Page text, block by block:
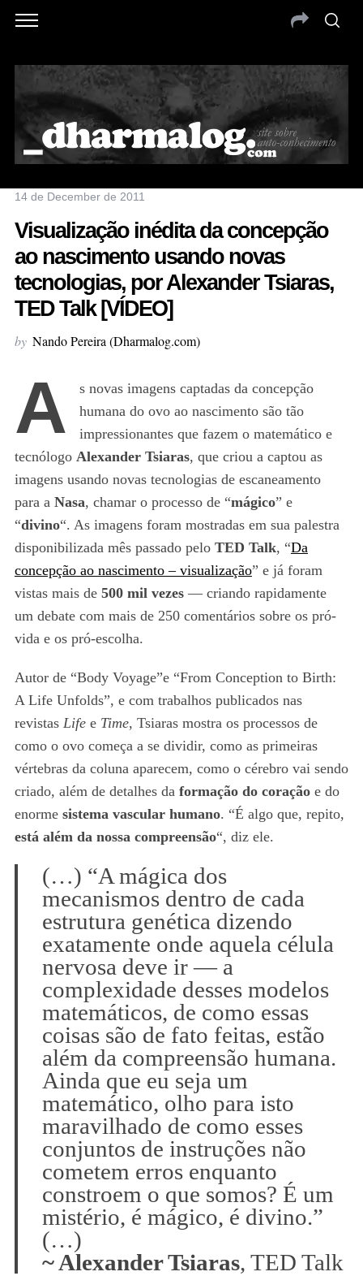
14 de December de 2011
Visualização inédita da concepção
ao nascimento usando novas
tecnologias, por Alexander Tsiaras,
TED Talk [VÍDEO]
by Nando Pereira (Dharmalog.com)
A
s novas imagens captadas da concepção
humana do ovo ao nascimento são tão
impressionantes que fazem o matemático e
tecnólogo Alexander Tsiaras, que criou a captou as
imagens usando novas tecnologias de escaneamento
para a Nasa, chamar o processo de “mágico” e
“divino“. As imagens foram mostradas em sua palestra
disponibilizada mês passado pelo TED Talk, “Da
concepção ao nascimento – visualização” e já foram
vistas mais de 500 mil vezes— criando rapidamente
um debate com mais de 250 comentários sobre os pró-
vida e os pró-escolha.
Autor de “Body Voyage”e “From Conception to Birth:
A Life Unfolds”, e com trabalhos publicados nas
revistas Lifee Time, Tsiaras mostra os processos de
como o ovo começa a se dividir, como as primeiras
vértebras da coluna aparecem, como o cérebro vai sendo
criado, além de detalhes da formação do coraçãoe do
enorme sistema vascular humano. “É algo que, repito,
está além da nossa compreensão“, diz ele.
(…) “A mágica dos
mecanismos dentro de cada
estrutura genética dizendo
exatamente onde aquela célula
nervosa deve ir — a
complexidade desses modelos
matemáticos, de como essas
coisas são de fato feitas, estão
além da compreensão humana.
Ainda que eu seja um
matemático, olho para isto
maravilhado de como esses
conjuntos de instruções não
cometem erros enquanto
constroem o que somos? É um
mistério, é mágico, é divino.”
(…)
~ Alexander Tsiaras, TED Talk